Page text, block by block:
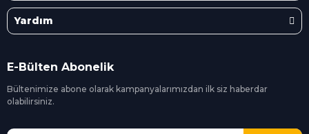
Yardım
E-Bülten Abonelik
Bültenimize abone olarak kampanyalarımızdan ilk siz haberdar
olabilirsiniz.